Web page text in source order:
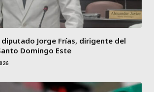
diputado Jorge Frías, dirigente del
Domingo Este